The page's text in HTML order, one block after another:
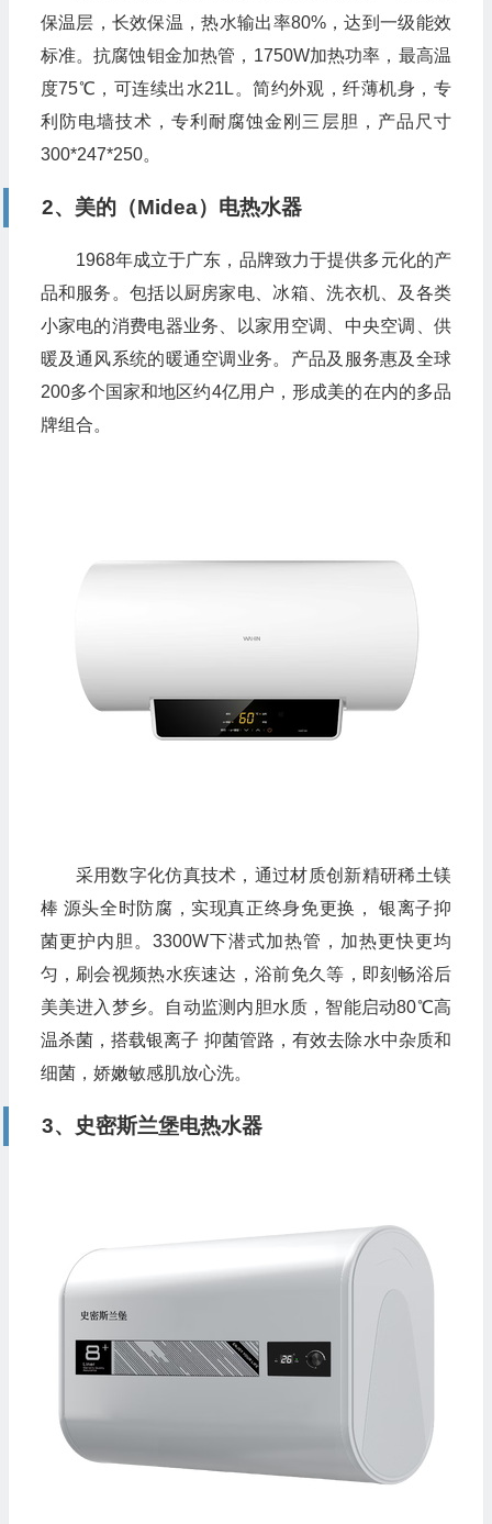
保温层，长效保温，热水输出率80%，达到一级能效
标准。抗腐蚀钼金加热管，1750W加热功率，最高温
度75℃，可连续出水21L。简约外观，纤薄机身，专
利防电墙技术，专利耐腐蚀金刚三层胆，产品尺寸
300*247*250。
2、美的（Midea）电热水器
1968年成立于广东，品牌致力于提供多元化的产
品和服务。包括以厨房家电、冰箱、洗衣机、及各类
小家电的消费电器业务、以家用空调、中央空调、供
暖及通风系统的暖通空调业务。产品及服务惠及全球
200多个国家和地区约4亿用户，形成美的在内的多品
牌组合。
采用数字化仿真技术，通过材质创新精研稀土镁
棒 源头全时防腐，实现真正终身免更换， 银离子抑
菌更护内胆。3300W下潜式加热管，加热更快更均
匀，刷会视频热水疾速达，浴前免久等，即刻畅浴后
美美进入梦乡。自动监测内胆水质，智能启动80℃高
温杀菌，搭载银离子 抑菌管路，有效去除水中杂质和
细菌，娇嫩敏感肌放心洗。
3、史密斯兰堡电热水器